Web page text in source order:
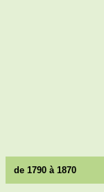
de 1790 à 1870